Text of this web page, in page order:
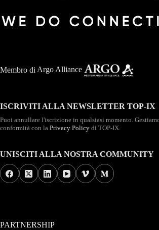
Membro di Argo Alliance
ISCRIVITI ALLA NEWSLETTER TOP-IX
Puoi annullare l'iscrizione in qualsiasi momento.
conformità con la Privacy Policy di TOP-IX.
UNISCITI ALLA NOSTRA COMMUNITY
PARTNERSHIP